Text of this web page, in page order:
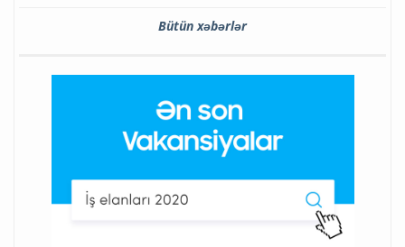
Bütün xəbərlər